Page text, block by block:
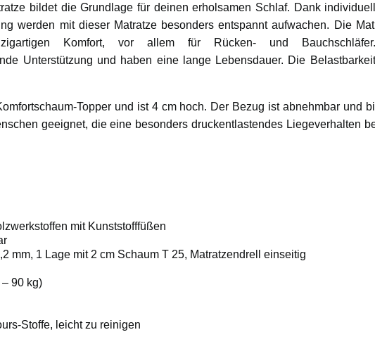
bildet die Grundlage für deinen erholsamen Schlaf. Dank
werden mit dieser Matratze besonders entspannt aufwachen. Die
Komfort, vor allem für Rücken- und
Unterstützung und haben eine lange Lebensdauer. Die
Topper und ist 4 cm hoch. Der Bezug ist abnehmbar und
geeignet, die eine besonders druckentlastendes Liegeverhalten
mit Kunststofffüßen
mm, 1 Lage mit 2 cm Schaum T 25, Matratzendrell einseitig
90 kg)
Stoffe, leicht zu reinigen